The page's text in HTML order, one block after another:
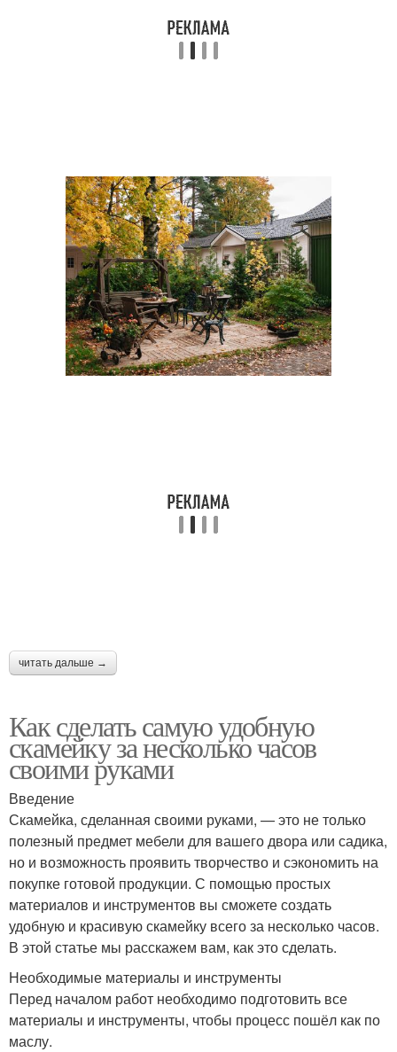
читать дальше →
Как сделать самую удобную
скамейку за несколько часов
своими руками
Введение
Скамейка, сделанная своими руками, — это не только
полезный предмет мебели для вашего двора или садика,
но и возможность проявить творчество и сэкономить на
покупке готовой продукции. С помощью простых
материалов и инструментов вы сможете создать
удобную и красивую скамейку всего за несколько часов.
В этой статье мы расскажем вам, как это сделать.
Необходимые материалы и инструменты
Перед началом работ необходимо подготовить все
материалы и инструменты, чтобы процесс пошёл как по
маслу.